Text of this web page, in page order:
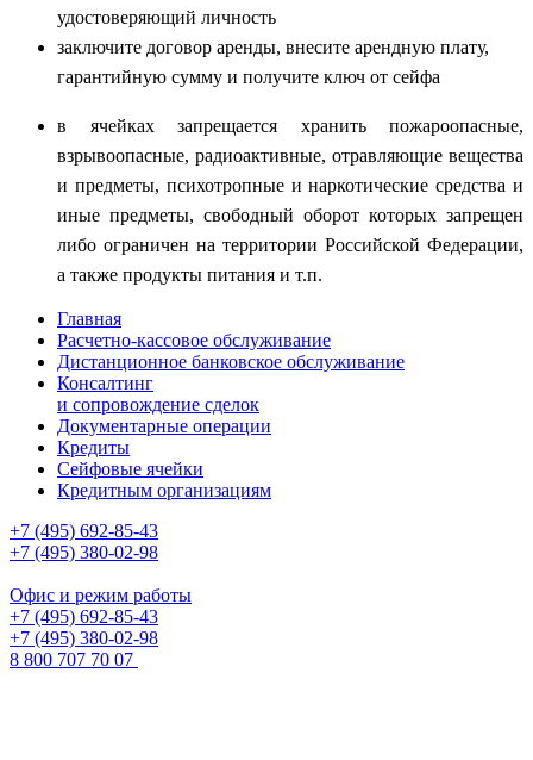
удостоверяющий личность
заключите договор аренды, внесите арендную плату,
гарантийную сумму и получите ключ от сейфа
в ячейках запрещается хранить пожароопасные,
взрывоопасные, радиоактивные, отравляющие вещества
и предметы, психотропные и наркотические средства и
иные предметы, свободный оборот которых запрещен
либо ограничен на территории Российской Федерации,
а также продукты питания и т.п.
Главная
Расчетно-кассовое обслуживание
Дистанционное банковское обслуживание
Консалтинг
и сопровождение сделок
Документарные операции
Кредиты
Сейфовые ячейки
Кредитным организациям
+7 (495) 692-85-43
+7 (495) 380-02-98
Офис и режим работы
+7 (495) 692-85-43
+7 (495) 380-02-98
8 800 707 70 07